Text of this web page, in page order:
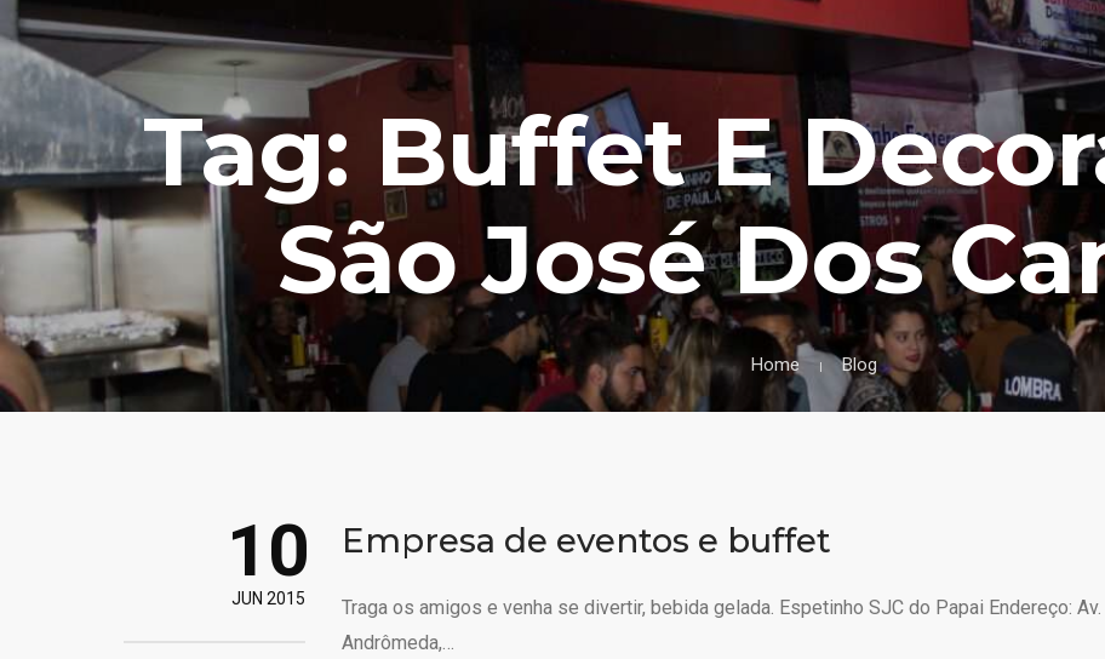
Tag: Buffet E
São José Dos
Home Blog
10
JUN 2015
Empresa de eventos e buffet
Traga os amigos e venha se divertir, bebida gelada. Espetinho SJC do Papai Endereço: Av.
Andrômeda,…